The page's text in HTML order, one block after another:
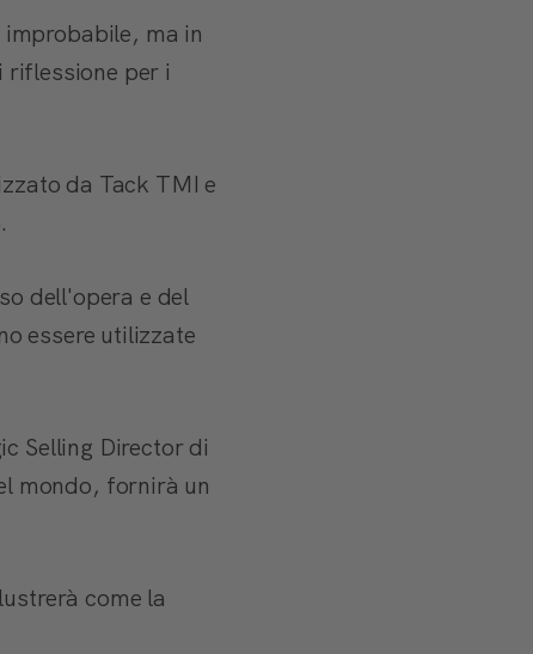
ma in
per i
da Tack TMI e
dell'opera e del
essere utilizzate
Selling Director di
mondo, fornirà un
come la